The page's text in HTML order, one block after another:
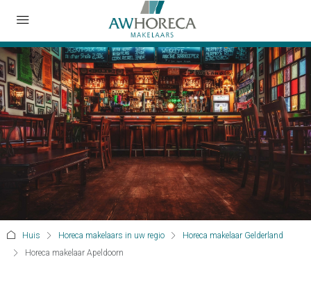
Huis Horeca makelaars in uw regio
Horeca makelaar Gelderland
Horeca makelaar Apeldoorn